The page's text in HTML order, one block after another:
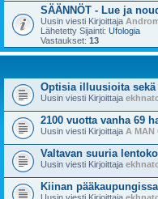
SÄÄNNÖT - Lue ja
Uusin viesti Kirjoittaja
Lähetetty Sijainti: Ufologia
Vastaukset: 13
Optisia illuusioita
Uusin viesti Kirjoittaja
2100 vuotta vanha 69
Uusin viesti Kirjoittaja A MAN
Valtavan suuria
Uusin viesti Kirjoittaja
Kiinan